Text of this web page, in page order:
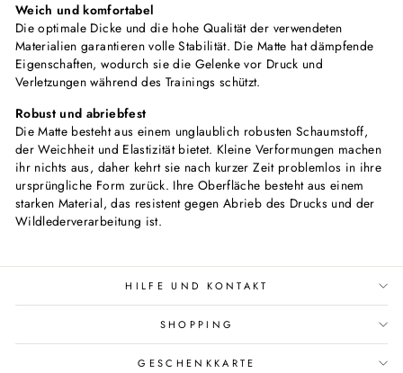
Weich und komfortabel
Die optimale Dicke und die hohe Qualität der verwendeten
Materialien garantieren volle Stabilität. Die Matte hat dämpfende
Eigenschaften, wodurch sie die Gelenke vor Druck und
Verletzungen während des Trainings schützt.
Robust und abriebfest
Die Matte besteht aus einem unglaublich robusten Schaumstoff,
der Weichheit und Elastizität bietet. Kleine Verformungen machen
ihr nichts aus, daher kehrt sie nach kurzer Zeit problemlos in ihre
ursprüngliche Form zurück. Ihre Oberfläche besteht aus einem
starken Material, das resistent gegen Abrieb des Drucks und der
Wildlederverarbeitung ist.
HILFE UND KONTAKT
SHOPPING
GESCHENKKARTE